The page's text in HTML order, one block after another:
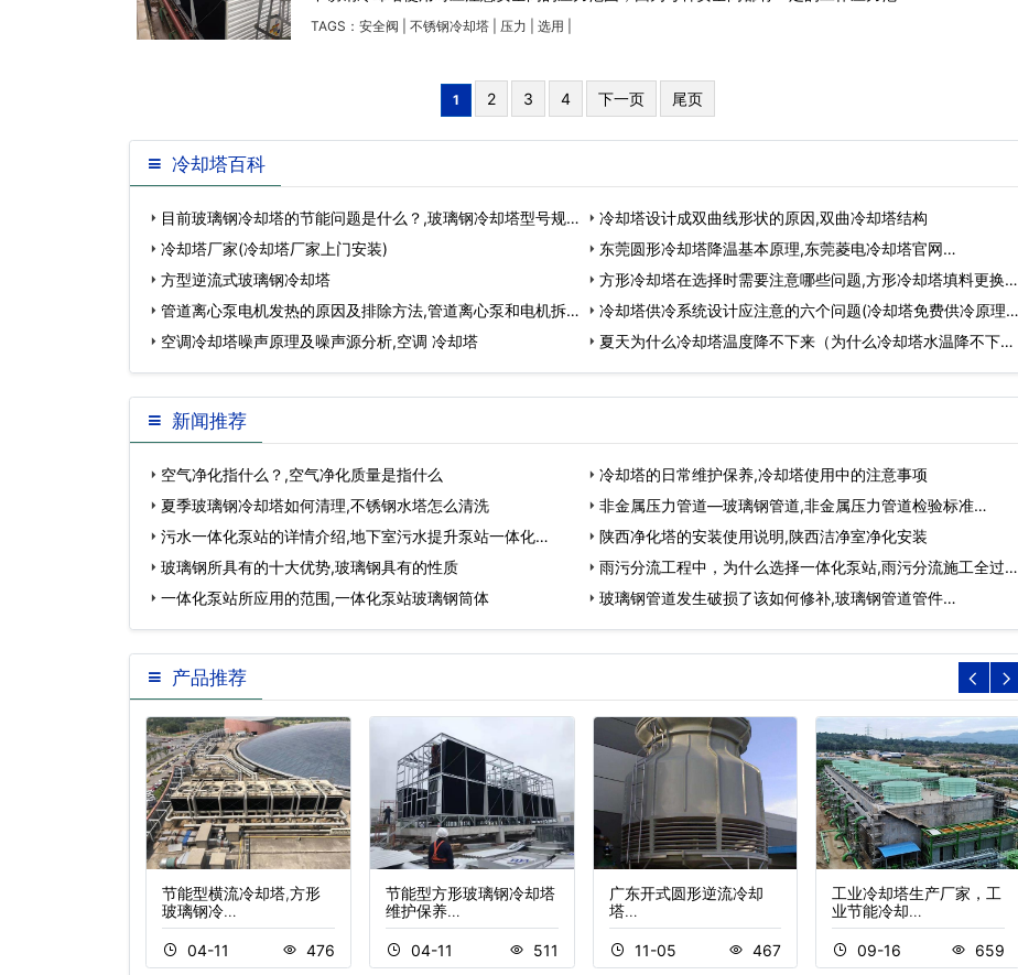
TAGS： 安全阀 不锈钢冷却塔 压力 选用
1 2 3 4 下一页 尾页
冷却塔百科
目前玻璃钢冷却塔的节能问题是什么？,玻璃钢冷却塔型号规
格…
冷却塔设计成双曲线形状的原因,双曲冷却塔结构
冷却塔厂家(冷却塔厂家上门安装)
东莞圆形冷却塔降温基本原理,东莞菱电冷却塔官网…
方型逆流式玻璃钢冷却塔
方形冷却塔在选择时需要注意哪些问题,方形冷却塔填料更换视
频…
管道离心泵电机发热的原因及排除方法,管道离心泵和电机拆
卸…
冷却塔供冷系统设计应注意的六个问题(冷却塔免费供冷原理)
…
空调冷却塔噪声原理及噪声源分析,空调 冷却塔
夏天为什么冷却塔温度降不下来（为什么冷却塔水温降不下
来）,为什么有的火…
新闻推荐
空气净化指什么？,空气净化质量是指什么
冷却塔的日常维护保养,冷却塔使用中的注意事项
夏季玻璃钢冷却塔如何清理,不锈钢水塔怎么清洗
非金属压力管道—玻璃钢管道,非金属压力管道检验标准…
污水一体化泵站的详情介绍,地下室污水提升泵站一体化…
陕西净化塔的安装使用说明,陕西洁净室净化安装
玻璃钢所具有的十大优势,玻璃钢具有的性质
雨污分流工程中，为什么选择一体化泵站,雨污分流施工全过
程…
一体化泵站所应用的范围,一体化泵站玻璃钢筒体 玻璃钢管道发生破损了该如何修补,玻璃钢管道管件…
产品推荐
节能型横流冷却塔,方形
玻璃钢冷…
04-11 476
节能型方形玻璃钢冷却塔
维护保养…
04-11 511
广东开式圆形逆流冷却
塔…
11-05 467
工业冷却塔生产厂家，工
业节能冷却…
09-16 659